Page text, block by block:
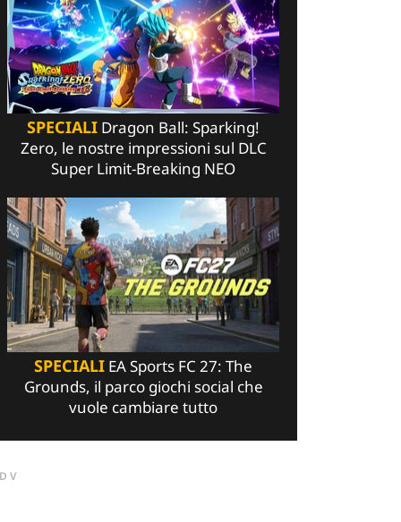
SPECIALI Dragon Ball: Sparking!
Zero, le nostre impressioni sul DLC
Super Limit-Breaking NEO
SPECIALI EA Sports FC 27: The
Grounds, il parco giochi social che
vuole cambiare tutto